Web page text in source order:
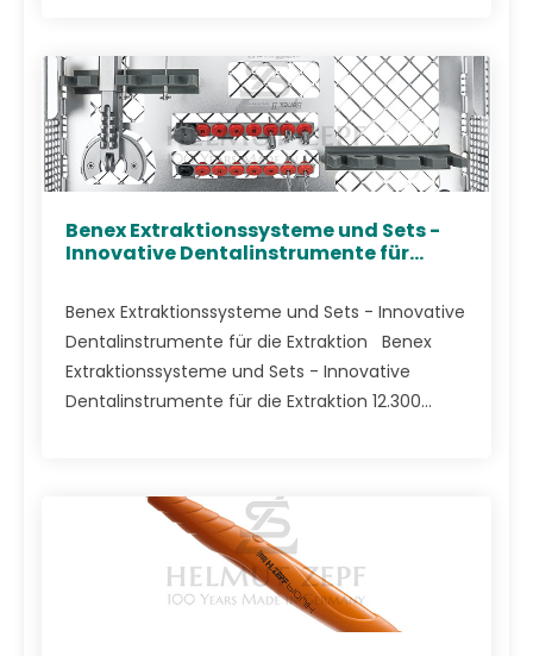
Benex Extraktionssysteme und Sets -
Innovative Dentalinstrumente für...
Benex Extraktionssysteme und Sets - Innovative
Dentalinstrumente für die Extraktion Benex
Extraktionssysteme und Sets - Innovative
Dentalinstrumente für die Extraktion 12.300...